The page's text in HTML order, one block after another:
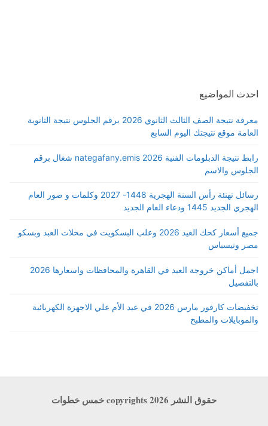
احدث المواضيع
معرفة نتيجة الصف الثالث الثانوي 2026 برقم الجلوس نتيجة الثانوية
العامة موقع نتيجتك اليوم السابع
رابط نتيجة الدبلومات الفنية 2026 nategafany.emis شغال برقم
الجلوس والاسم
رسائل تهنئة رأس السنة الهجرية 1448- 2027 وكلمات و صور العام
الهجري الجديد 1445 ودعاء العام الجديد
جميع أسعار كحك العيد 2026 وعلب البسكويت في محلات العبد وبسكو
مصر وتيسباس
اجمل أماكن خروجة العيد في القاهرة والمحافظات واسعارها 2026
بالتفصيل
تخفيضات كارفور مارس 2026 في عيد الأم علي الاجهزة الكهربائية
والموبايلات والمطبخ
حقوق النشر copyrights 2026 خمس خطوات